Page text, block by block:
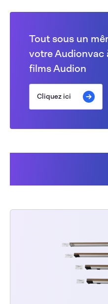
Tout sous un
votre Audionvac
films Audion
Cliquez ici